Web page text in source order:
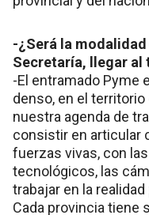
-¿Será la
Secretaría, llegar
-El entramado Pyme
denso, en el
nuestra agenda de
consistir en articular
fuerzas vivas, con
tecnológicos, las
trabajar en la
Cada provincia tiene